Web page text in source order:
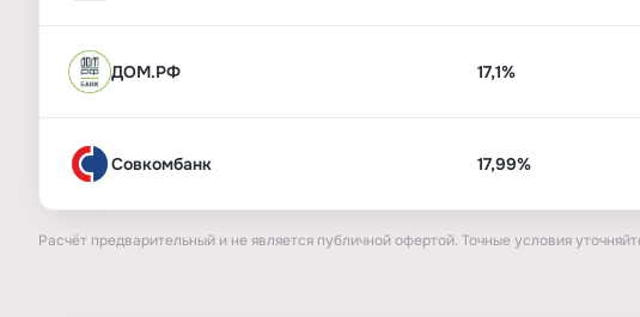
ДОМ.РФ 17,1%
Совкомбанк 17,99%
Расчёт предварительный и не является публичной офертой. Точные условия